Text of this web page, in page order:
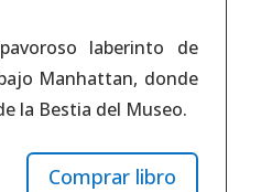
laberinto de
Manhattan, donde
la Bestia del Museo.
Comprar libro